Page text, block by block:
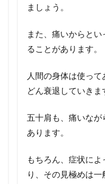
ましょう。
また、痛いからと
ることがあります。
人間の身体は使っ
どん衰退していきま
五十肩も、痛いなが
あります。
もちろん、症状に
り、その見極めは一